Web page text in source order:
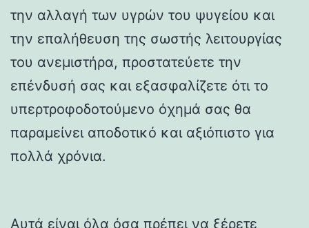
την αλλαγή των υγρών του ψυγείου και
την επαλήθευση της σωστής λειτουργίας
του ανεμιστήρα, προστατεύετε την
επένδυσή σας και εξασφαλίζετε ότι το
υπερτροφοδοτούμενο όχημά σας θα
παραμείνει αποδοτικό και αξιόπιστο για
πολλά χρόνια.
Αυτά είναι όλα όσα πρέπει να ξέρετε